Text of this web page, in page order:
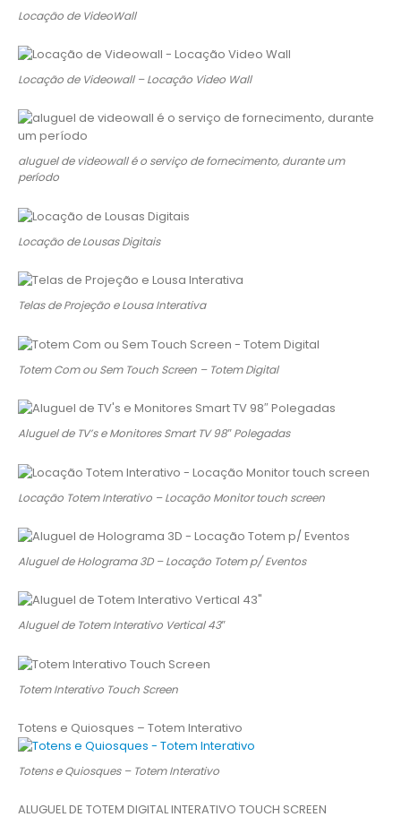
Locação de VideoWall
Locação de Videowall – Locação Video Wall
aluguel de videowall é o serviço de fornecimento, durante um
período
Locação de Lousas Digitais
Telas de Projeção e Lousa Interativa
Totem Com ou Sem Touch Screen – Totem Digital
Aluguel de TV’s e Monitores Smart TV 98″ Polegadas
Locação Totem Interativo – Locação Monitor touch screen
Aluguel de Holograma 3D – Locação Totem p/ Eventos
Aluguel de Totem Interativo Vertical 43″
Totem Interativo Touch Screen
Totens e Quiosques – Totem Interativo
Totens e Quiosques – Totem Interativo
ALUGUEL DE TOTEM DIGITAL INTERATIVO TOUCH SCREEN